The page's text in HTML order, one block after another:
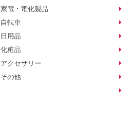
家電・電化製品
自転車
日用品
化粧品
アクセサリー
その他